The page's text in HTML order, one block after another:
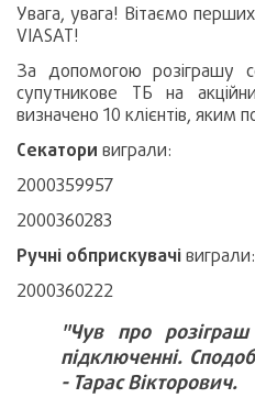
Увага, увага! Вітаємо
VIASAT!
За допомогою розіграшу
супутникове ТБ на
визначено 10 клієнтів, яким
Секатори виграли:
2000359957
2000360283
Ручні обприскувачівиграли:
2000360222
"Чув про
підключенні.
- Тарас Вікторович.